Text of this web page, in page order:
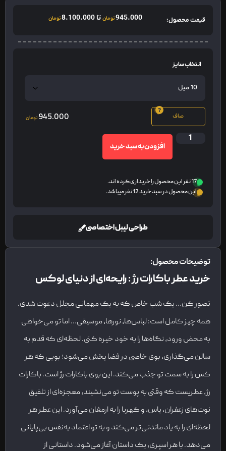
قیمت محصول: 945.000تومانتا8.100.000تومان
انتخاب سایز
صاف 945.000تومان
افزودن به سبد خرید
17 نفر این محصول را خریداری کرده اند.
این محصول در سبد خرید 12 نفر میباشد.
طراحی لیبل اختصاصی
توضیحات محصول:
خرید عطر باکارات رژ : رایحه‌ای از دنیای لوکس
تصور کن… یک شب خاص که به یک مهمانی مجلل دعوت شدی.
همه چیز کامل است: لباس‌ها، نورها، موسیقی… اما تو می‌خواهی
به محض ورود، نگاه‌ها را به خود خیره کنی. لحظه‌ای که قدم به
سالن می‌گذاری، بوی خاصی در فضا پخش می‌شود؛ بویی که هر
کس را به سمت تو جذب می‌کند. این بوی باکارات رژ است. باکارات
رژ، عطریست که وقتی به پوست تو می‌نشیند، معجزه‌ای از تلفیق
نوت‌های زعفران، یاس، و کهربا را به ارمغان می‌آورد. این عطر هر
لحظه‌ای را به یاد ماندنی‌تر می‌کند و به تو اعتماد به‌نفس بی‌پایانی
می‌دهد. با هر اسپری، یک داستان آغاز می‌شود. داستانی از